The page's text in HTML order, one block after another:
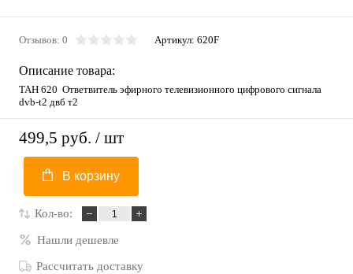
Отзывов: 0 Артикул: 620F
Описание товара:
ТАН 620 Ответвитель эфирного телевизионного цифрового сигнала
dvb-t2 двб т2
499,5 руб. / шт
В корзину
Кол-во:
Нашли дешевле
Рассчитать доставку